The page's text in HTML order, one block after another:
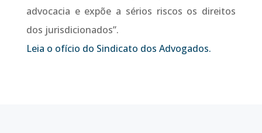
advocacia e expõe a sérios riscos os direitos
dos jurisdicionados”.
Leia o ofício do Sindicato dos Advogados.